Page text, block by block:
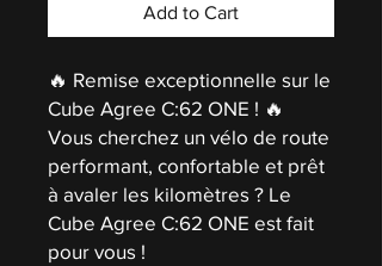
Add to Cart
🔥 Remise exceptionnelle sur le
Cube Agree C:62 ONE ! 🔥
Vous cherchez un vélo de route
performant, confortable et prêt
à avaler les kilomètres ? Le
Cube Agree C:62 ONE est fait
pour vous !